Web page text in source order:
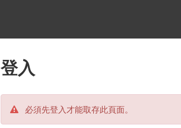
登入
必須先登入才能取存此頁面。